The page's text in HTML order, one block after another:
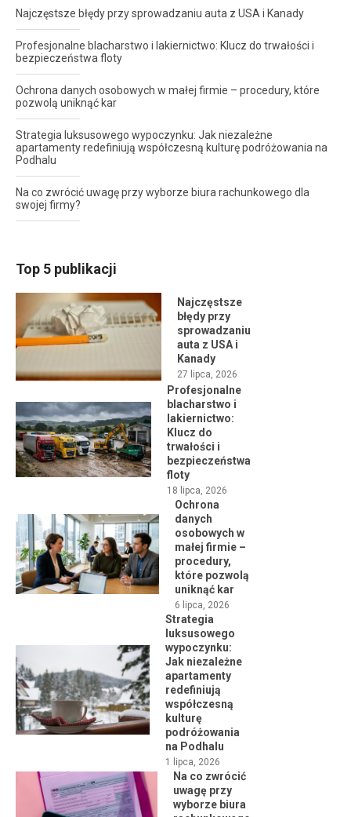
Najczęstsze błędy przy sprowadzaniu auta z USA i Kanady
Profesjonalne blacharstwo i lakiernictwo: Klucz do trwałości i
bezpieczeństwa floty
Ochrona danych osobowych w małej firmie – procedury, które
pozwolą uniknąć kar
Strategia luksusowego wypoczynku: Jak niezależne
apartamenty redefiniują współczesną kulturę podróżowania na
Podhalu
Na co zwrócić uwagę przy wyborze biura rachunkowego dla
swojej firmy?
Top 5 publikacji
Najczęstsze
błędy przy
sprowadzaniu
auta z USA i
Kanady
27 lipca, 2026
Profesjonalne
blacharstwo i
lakiernictwo:
Klucz do
trwałości i
bezpieczeństwa
floty
18 lipca, 2026
Ochrona
danych
osobowych w
małej firmie –
procedury,
które pozwolą
uniknąć kar
6 lipca, 2026
Strategia
luksusowego
wypoczynku:
Jak niezależne
apartamenty
redefiniują
współczesną
kulturę
podróżowania
na Podhalu
1 lipca, 2026
Na co zwrócić
uwagę przy
wyborze biura